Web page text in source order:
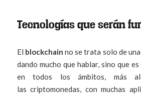
Tecnologías que serán
El blockchain no se trata solo de
dando mucho que hablar, sino que
en todos los ámbitos, más
las criptomonedas, con muchas